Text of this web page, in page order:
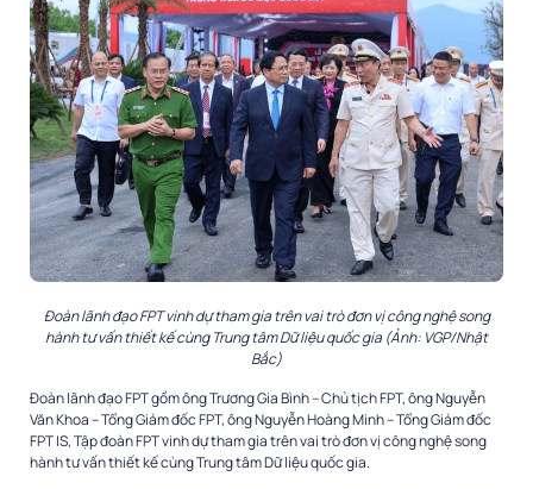
Đoàn lãnh đạo FPT vinh dự tham gia trên vai trò đơn vị công nghệ song
hành tư vấn thiết kế cùng Trung tâm Dữ liệu quốc gia (Ảnh: VGP/Nhật
Bắc)
Đoàn lãnh đạo FPT gồm ông Trương Gia Bình – Chủ tịch FPT, ông Nguyễn
Văn Khoa – Tổng Giám đốc FPT, ông Nguyễn Hoàng Minh – Tổng Giám đốc
FPT IS, Tập đoàn FPT vinh dự tham gia trên vai trò đơn vị công nghệ song
hành tư vấn thiết kế cùng Trung tâm Dữ liệu quốc gia.